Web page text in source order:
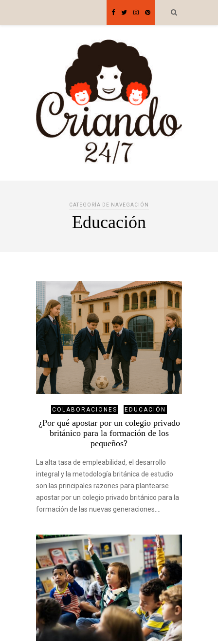
CATEGORÍA DE NAVEGACIÓN
Educación
COLABORACIONES EDUCACIÓN
¿Por qué apostar por un colegio privado
británico para la formación de los
pequeños?
La alta tasa de empleabilidad, el desarrollo
integral y la metodología británica de estudio
son las principales razones para plantearse
apostar por un colegio privado británico para la
formación de las nuevas generaciones.…